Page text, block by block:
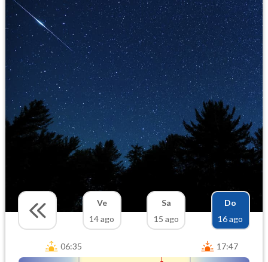
Ve
14 ago
Sa
15 ago
Do
16 ago
06:35 17:47